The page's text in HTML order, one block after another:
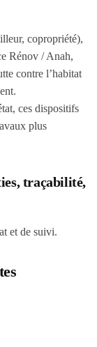
copropriété),
Rénov / Anah,
contre l’habitat
ces dispositifs
plus
traçabilité,
et de suivi.